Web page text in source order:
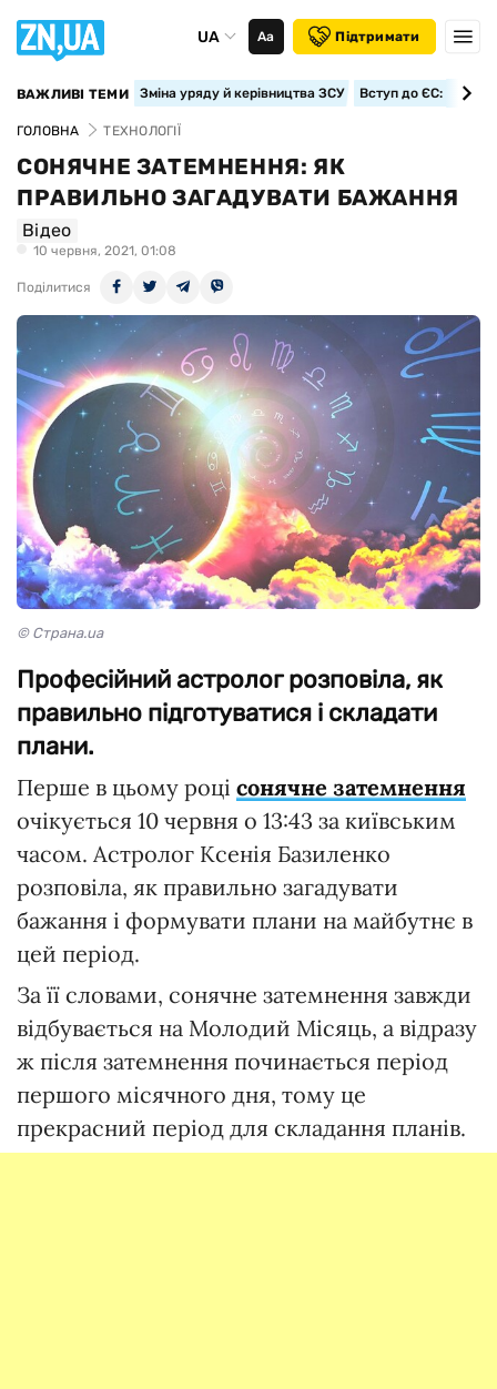
UA Аа Підтримати
ВАЖЛИВІ ТЕМИ Зміна уряду й керівництва ЗСУ Вступ до ЄС:
ГОЛОВНА ТЕХНОЛОГІЇ
СОНЯЧНЕ ЗАТЕМНЕННЯ: ЯК
ПРАВИЛЬНО ЗАГАДУВАТИ БАЖАННЯ
Відео
10 червня, 2021, 01:08
Поділитися
© Страна.ua
Професійний астролог розповіла, як
правильно підготуватися і складати
плани.
Перше в цьому році сонячне затемнення
очікується 10 червня о 13:43 за київським
часом. Астролог Ксенія Базиленко
розповіла, як правильно загадувати
бажання і формувати плани на майбутнє в
цей період.
За її словами, сонячне затемнення завжди
відбувається на Молодий Місяць, а відразу
ж після затемнення починається період
першого місячного дня, тому це
прекрасний період для складання планів.